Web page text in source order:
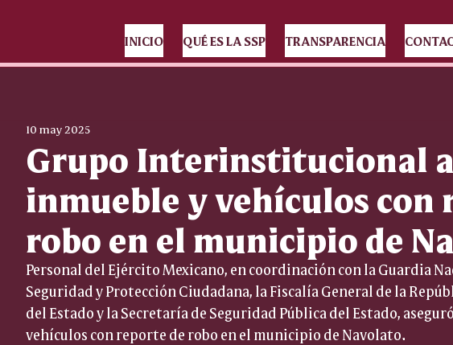
INICIO QUÉ ES LA SSP TRANSPARENCIA
Grupo Interinstitucional
inmueble y vehículos con
robo en el municipio de
10 may 2025
Personal del Ejército Mexicano, en coordinación con la Guardia
Seguridad y Protección Ciudadana, la Fiscalía General de la
del Estado y la Secretaría de Seguridad Pública del Estado,
vehículos con reporte de robo en el municipio de Navolato.